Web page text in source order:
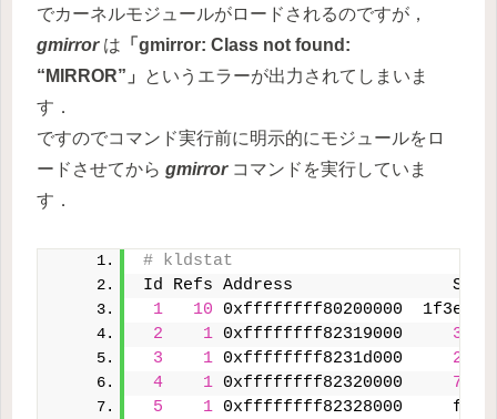
でカーネルモジュールがロードされるのですが，
gmirrorは 「gmirror: Class not found:
“MIRROR”」
というエラーが出力されてしまいま
す．
ですのでコマンド実行前に明示的にモジュールをロ
ードさせてから gmirrorコマンドを実行していま
す．
# kldstat
Id Refs Address                Size
1
10 0xffffffff80200000
2
1 0xffffffff82319000 3218
3
1 0xffffffff8231d000 2180
4
1 0xffffffff82320000 7490
5
1 0xffffffff82328000     fef0